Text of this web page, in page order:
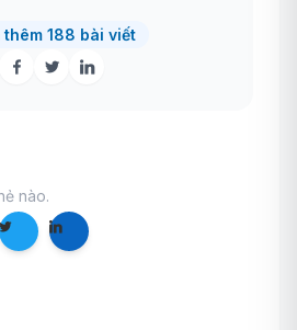
thêm 188 bài viết
nào.